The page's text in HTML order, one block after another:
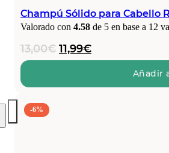
Champú Sólido para Cabello
Valorado con 4.58 de 5 en base a 12
13,00€ El
precio
era:
11,99€El
precio
es:
Añadir
-6%